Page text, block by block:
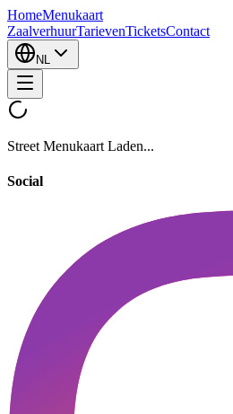
HomeMenukaart
ZaalverhuurTarievenTicketsContact
NL
Street Menukaart Laden...
Social